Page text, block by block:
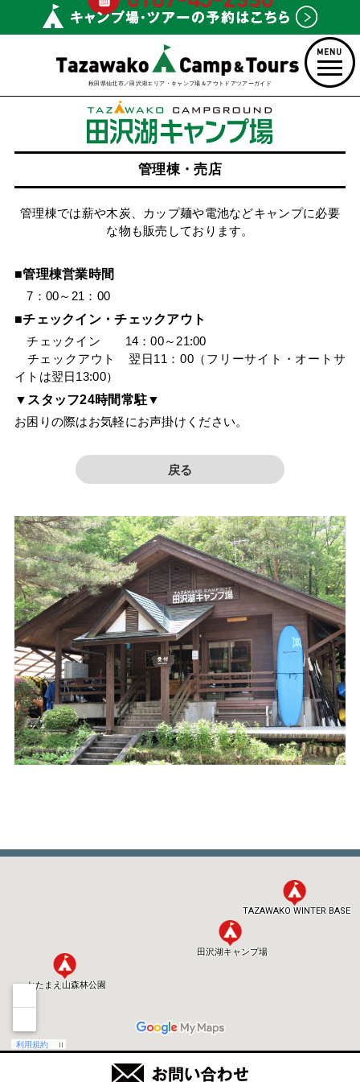
秋田県仙北市／田沢湖エリア・キャンプ場＆アウトドアツアーガイド
管理棟・売店
管理棟では薪や木炭、カップ麺や電池などキャンプに必要
な物も販売しております。
■管理棟営業時間
7：00～21：00
■チェックイン・チェックアウト
チェックイン 14：00～21:00
チェックアウト 翌日11：00（フリーサイト・オートサ
イトは翌日13:00）
▼スタッフ24時間常駐▼
お困りの際はお気軽にお声掛けください。
戻る